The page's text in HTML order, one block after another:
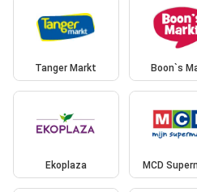
Tanger Markt Boon`s
Ekoplaza MCD